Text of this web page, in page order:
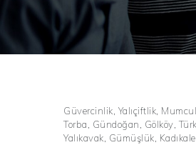
Güvercinlik, Yalıçiftlik,
Torba, Gündoğan, Gölköy,
Yalıkavak, Gümüşlük,